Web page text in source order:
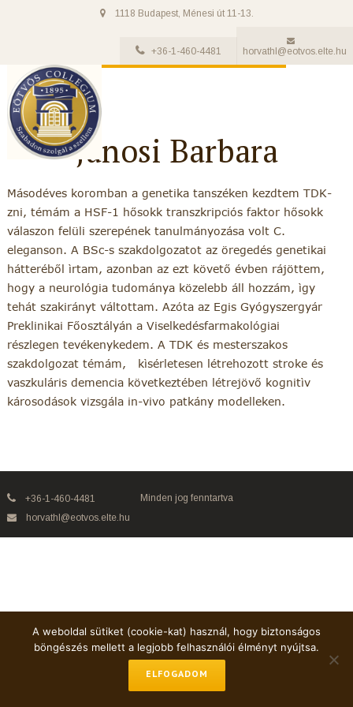
1118 Budapest, Ménesi út 11-13.
+36-1-460-4481 horvathl@eotvos.elte.hu
Jánosi Barbara
Másodéves koromban a genetika tanszéken kezdtem TDK-
zni, témám a HSF-1 hősokk transzkripciós faktor hősokk
válaszon felüli szerepének tanulmányozása volt C.
eleganson. A BSc-s szakdolgozatot az öregedés genetikai
hátteréből ìrtam, azonban az ezt követő évben rájöttem,
hogy a neurológia tudománya közelebb áll hozzám, ìgy
tehát szakirányt váltottam. Azóta az Egis Gyógyszergyár
Preklinikai Főosztályán a Viselkedésfarmakológiai
részlegen tevékenykedem. A TDK és mesterszakos
szakdolgozat témám, kìsérletesen létrehozott stroke és
vaszkuláris demencia következtében létrejövő kognitìv
károsodások vizsgála in-vivo patkány modelleken.
+36-1-460-4481
horvathl@eotvos.elte.hu
Minden jog fenntartva
A weboldal sütiket (cookie-kat) használ, hogy biztonságos
böngészés mellett a legjobb felhasználói élményt nyújtsa.
ELFOGADOM